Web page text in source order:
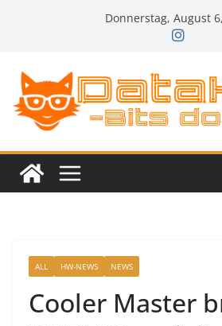
Donnerstag, August
ALL HW-NEWS NEWS
Cooler Master